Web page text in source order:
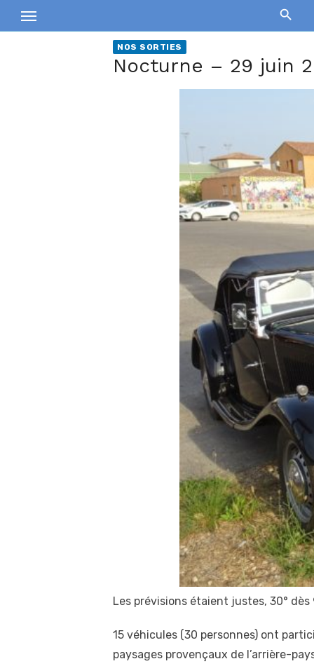
to
NOS SORTIES
Nocturne – 29 juin
Les prévisions étaient justes, 30°
15 véhicules (30 personnes) ont
paysages provençaux de l’arrière-